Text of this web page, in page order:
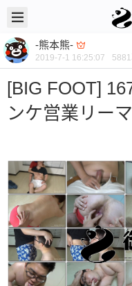
-熊本熊-
2019-7-1 16:25:07 5881
[BIG FOOT]
ンケ営業リー
-熊本熊- @ 御品熊风
[BIG FOOT]
ケ営業リーマ